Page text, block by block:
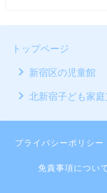
トップページ
新宿区の児童館
北新宿子ども家庭
プライバシーポリシー
免責事項について